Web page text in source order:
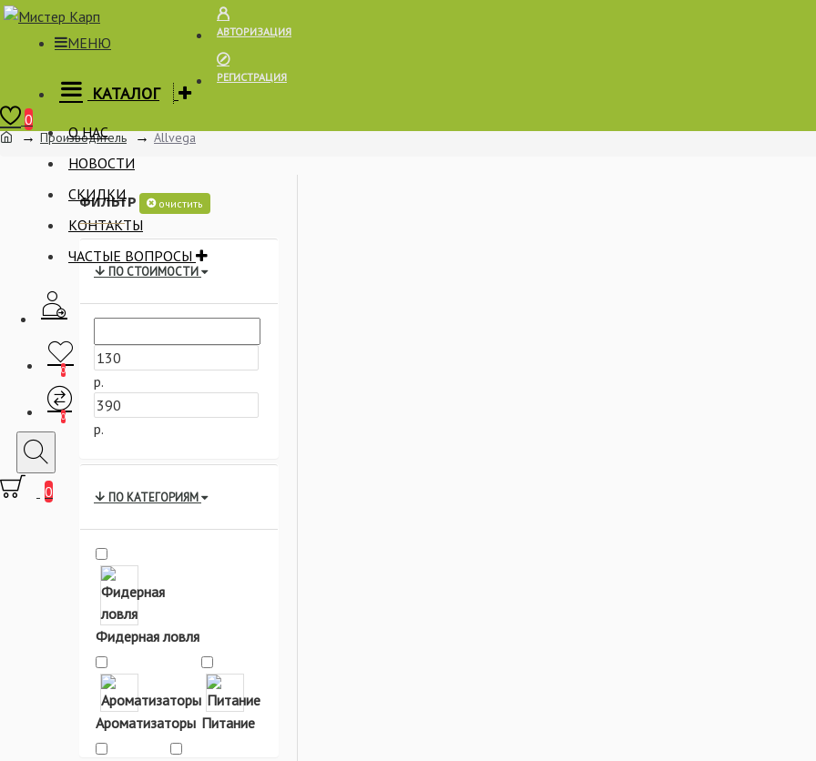
Корзина
МЕНЮ
КАТАЛОГ
О НАС
НОВОСТИ
СКИДКИ
КОНТАКТЫ
ЧАСТЫЕ ВОПРОСЫ
0
0
0
АВТОРИЗАЦИЯ
РЕГИСТРАЦИЯ
0
Производитель Allvega
ФИЛЬТР очистить
ПО СТОИМОСТИ
р.
р.
ПО КАТЕГОРИЯМ
Фидерная ловля
Ароматизаторы Питание